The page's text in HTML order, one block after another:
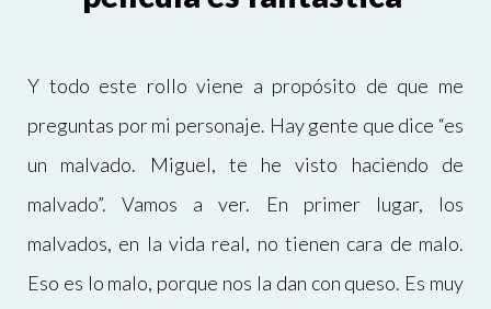
Y todo este rollo viene a propósito de que me
preguntas por mi personaje. Hay gente que dice “es
un malvado. Miguel, te he visto haciendo de
malvado”. Vamos a ver. En primer lugar, los
malvados, en la vida real, no tienen cara de malo.
Eso es lo malo, porque nos la dan con queso. Es muy